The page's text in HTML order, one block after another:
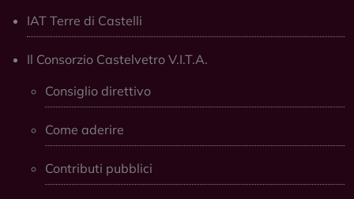
IAT Terre di Castelli
Il Consorzio Castelvetro V.I.T.A.
Consiglio direttivo
Come aderire
Contributi pubblici